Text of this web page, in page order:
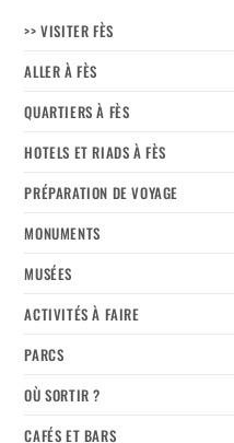
>> VISITER FÈS
ALLER À FÈS
QUARTIERS À FÈS
HOTELS ET RIADS À FÈS
PRÉPARATION DE VOYAGE
MONUMENTS
MUSÉES
ACTIVITÉS À FAIRE
PARCS
OÙ SORTIR ?
CAFÉS ET BARS